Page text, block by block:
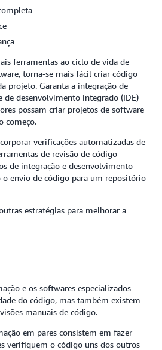
ferramentas ao ciclo de vida de
torna-se mais fácil criar código
projeto. Garanta a integração de
de desenvolvimento integrado (IDE)
possam criar projetos de software
começo.
verificações automatizadas de
de revisão de código
de integração e desenvolvimento
o envio de código para um repositório
estratégias para melhorar a
e os softwares especializados
do código, mas também existem
manuais de código.
em pares consistem em fazer
verifiquem o código uns dos outros